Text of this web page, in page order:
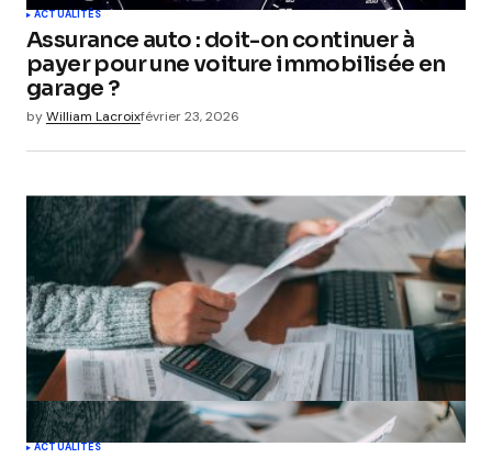
ACTUALITÉS
Assurance auto : doit-on continuer à
payer pour une voiture immobilisée en
garage ?
byWilliam Lacroixfévrier 23, 2026
ACTUALITÉS